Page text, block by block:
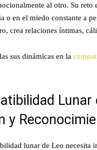
al otro. Su reto
o en el miedo constante a
crea relaciones íntimas,
sus dinámicas en la
Lunar
y
lunar de Leo necesita